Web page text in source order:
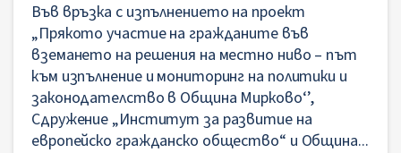
Във връзка с изпълнението на проект
„Прякото участие на гражданите във
вземането на решения на местно ниво – път
към изпълнение и мониторинг на политики и
законодателство в Община Мирково‘’,
Сдружение „Институт за развитие на
европейско гражданско общество“ и Община...